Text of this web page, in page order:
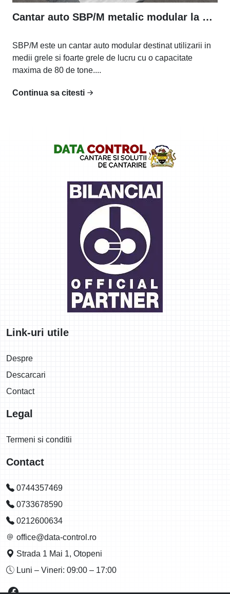
Cantar auto SBP/M metalic modular la nivelul solului
SBP/M este un cantar auto modular destinat utilizarii in
medii grele si foarte grele de lucru cu o capacitate
maxima de 80 de tone....
Continua sa citesti
Link-uri utile
Despre
Descarcari
Contact
Legal
Termeni si conditii
Contact
0744357469
0733678590
0212600634
office@data-control.ro
Strada 1 Mai 1, Otopeni
Luni – Vineri: 09:00 – 17:00